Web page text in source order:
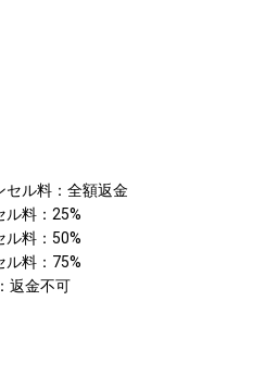
セル料：全額返金
ル料：25%
ル料：50%
ル料：75%
返金不可